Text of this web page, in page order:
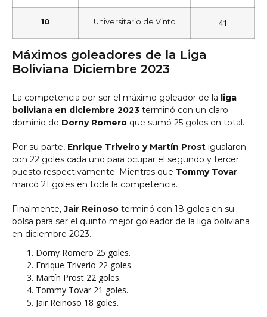
10 Universitario de Vinto 41
Máximos goleadores de la Liga
Boliviana Diciembre 2023
La competencia por ser el máximo goleador de la liga
boliviana en diciembre 2023 terminó con un claro
dominio de Dorny Romero que sumó 25 goles en total.
Por su parte, Enrique Triveiro y Martín Prost igualaron
con 22 goles cada uno para ocupar el segundo y tercer
puesto respectivamente. Mientras que Tommy Tovar
marcó 21 goles en toda la competencia.
Finalmente,Jair Reinoso terminó con 18 goles en su
bolsa para ser el quinto mejor goleador de la liga boliviana
en diciembre 2023.
Dorny Romero 25 goles.
Enrique Triverio 22 goles.
Martín Prost 22 goles.
Tommy Tovar 21 goles.
Jair Reinoso 18 goles.